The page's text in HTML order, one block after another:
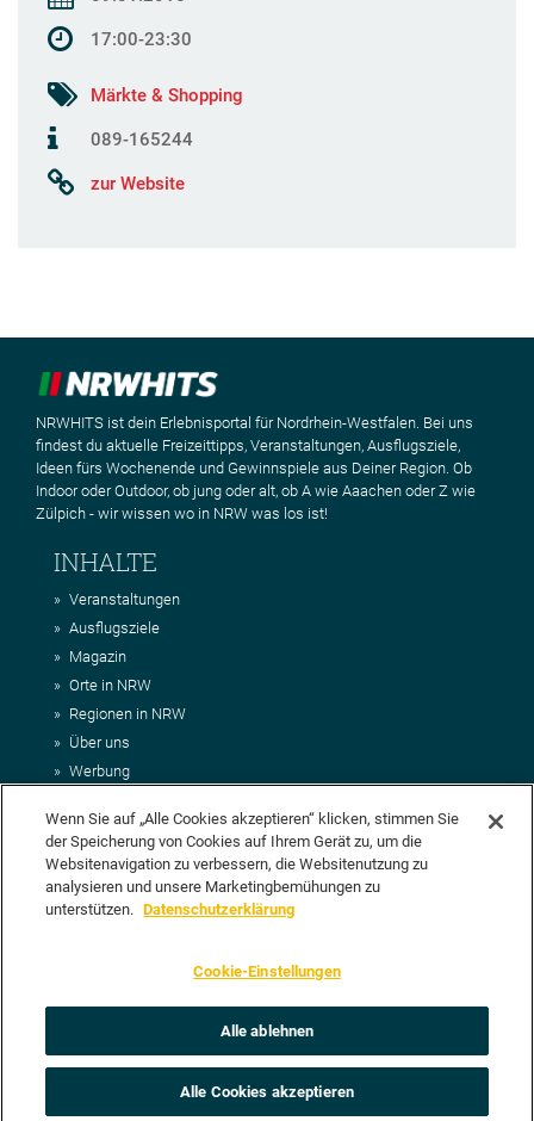
17:00-23:30
Märkte & Shopping
089-165244
zur Website
NRWHITS ist dein Erlebnisportal für Nordrhein-Westfalen. Bei uns
findest du aktuelle Freizeittipps, Veranstaltungen, Ausflugsziele,
Ideen fürs Wochenende und Gewinnspiele aus Deiner Region. Ob
Indoor oder Outdoor, ob jung oder alt, ob A wie Aaachen oder Z wie
Zülpich - wir wissen wo in NRW was los ist!
INHALTE
Veranstaltungen
Ausflugsziele
Magazin
Orte in NRW
Regionen in NRW
Über uns
Werbung
Impressum
AGB
Datenschutz
DEIN VORSCHLAG FÜR NRWHITS
vorschlagen? Klasse, dann nutze doch einfach
Unsere Redaktion wird Deinen Vorschlag dann so schnell wie
Wenn Sie auf „Alle Cookies akzeptieren“ klicken, stimmen Sie
der Speicherung von Cookies auf Ihrem Gerät zu, um die
Websitenavigation zu verbessern, die Websitenutzung zu
analysieren und unsere Marketingbemühungen zu
unterstützen. Datenschutzerklärung
Cookie-Einstellungen
Alle ablehnen
Alle Cookies akzeptieren